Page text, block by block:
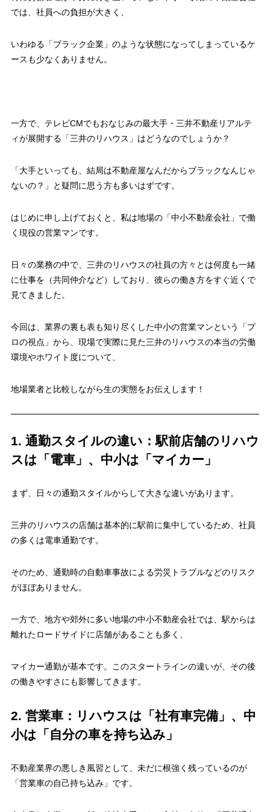
では、社員への負担が大きく、
いわゆる「ブラック企業」のような状態になってしまっているケ
ースも少なくありません。
一方で、テレビCMでもおなじみの最大手・三井不動産リアルテ
ィが展開する「三井のリハウス」はどうなのでしょうか？
「大手といっても、結局は不動産屋なんだからブラックなんじゃ
ないの？」と疑問に思う方も多いはずです。
はじめに申し上げておくと、私は地場の「中小不動産会社」で働
く現役の営業マンです。
日々の業務の中で、三井のリハウスの社員の方々とは何度も一緒
に仕事を（共同仲介など）しており、彼らの働き方をすぐ近くで
見てきました。
今回は、業界の裏も表も知り尽くした中小の営業マンという「プ
ロの視点」から、現場で実際に見た三井のリハウスの本当の労働
環境やホワイト度について、
地場業者と比較しながら生の実態をお伝えします！
1. 通勤スタイルの違い：駅前店舗のリハウ
スは「電車」、中小は「マイカー」
まず、日々の通勤スタイルからして大きな違いがあります。
三井のリハウスの店舗は基本的に駅前に集中しているため、社員
の多くは電車通勤です。
そのため、通勤時の自動車事故による労災トラブルなどのリスク
がほぼありません。
一方で、地方や郊外に多い地場の中小不動産会社では、駅からは
離れたロードサイドに店舗があることも多く、
マイカー通勤が基本です。このスタートラインの違いが、その後
の働きやすさにも影響してきます。
2. 営業車：リハウスは「社有車完備」、中
小は「自分の車を持ち込み」
不動産業界の悪しき風習として、未だに根強く残っているのが
「営業車の自己持ち込み」 です。